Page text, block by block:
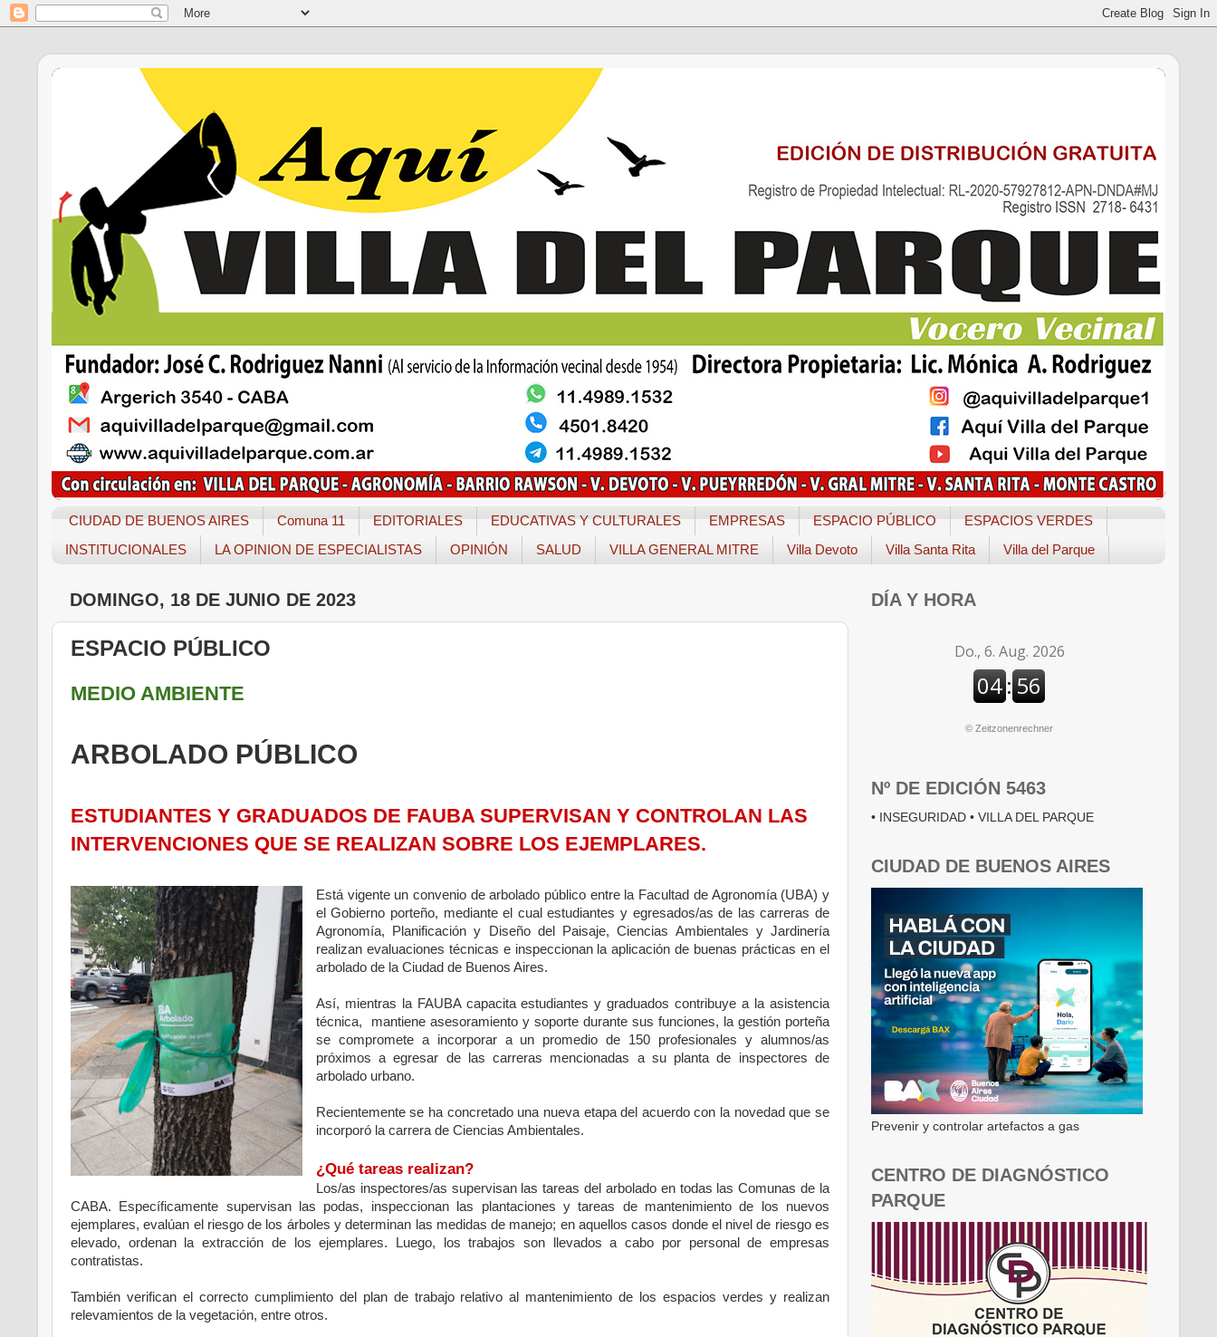
CIUDAD DE BUENOS AIRES Comuna 11 EDITORIALES EDUCATIVAS Y CULTURALES EMPRESAS ESPACIO PÚBLICO
ESPACIOS VERDES
INSTITUCIONALES
LA OPINION DE ESPECIALISTAS OPINIÓN SALUD VILLA GENERAL MITRE Villa Devoto Villa Santa Rita Villa del Parque
DOMINGO, 18 DE JUNIO DE 2023
ESPACIO PÚBLICO
MEDIO AMBIENTE
ARBOLADO PÚBLICO
ESTUDIANTES Y GRADUADOS DE FAUBA SUPERVISAN Y CONTROLAN LAS
INTERVENCIONES QUE SE REALIZAN SOBRE LOS EJEMPLARES.
Está vigente un convenio de arbolado público entre la Facultad de Agronomía (UBA) y
el Gobierno porteño, mediante el cual estudiantes y egresados/as de las carreras de
Agronomía, Planificación y Diseño del Paisaje, Ciencias Ambientales y Jardinería
realizan evaluaciones técnicas e inspeccionan la aplicación de buenas prácticas en el
arbolado de la Ciudad de Buenos Aires.
Así, mientras la FAUBA capacita estudiantes y graduados contribuye a la asistencia
técnica, mantiene asesoramiento y soporte durante sus funciones, la gestión porteña
se compromete a incorporar a un promedio de 150 profesionales y alumnos/as
próximos a egresar de las carreras mencionadas a su planta de inspectores de
arbolado urbano.
Recientemente se ha concretado una nueva etapa del acuerdo con la novedad que se
incorporó la carrera de Ciencias Ambientales.
¿Qué tareas realizan?
Los/as inspectores/as supervisan las tareas del arbolado en todas las Comunas de la
CABA. Específicamente supervisan las podas, inspeccionan las plantaciones y tareas de mantenimiento de los nuevos
ejemplares, evalúan el riesgo de los árboles y determinan las medidas de manejo; en aquellos casos donde el nivel de riesgo es
elevado, ordenan la extracción de los ejemplares. Luego, los trabajos son llevados a cabo por personal de empresas
contratistas.
También verifican el correcto cumplimiento del plan de trabajo relativo al mantenimiento de los espacios verdes y realizan
relevamientos de la vegetación, entre otros.
DÍA Y HORA
© Zeitzonenrechner
Nº DE EDICIÓN 5463
• INSEGURIDAD • VILLA DEL PARQUE
CIUDAD DE BUENOS AIRES
Prevenir y controlar artefactos a gas
CENTRO DE DIAGNÓSTICO
PARQUE